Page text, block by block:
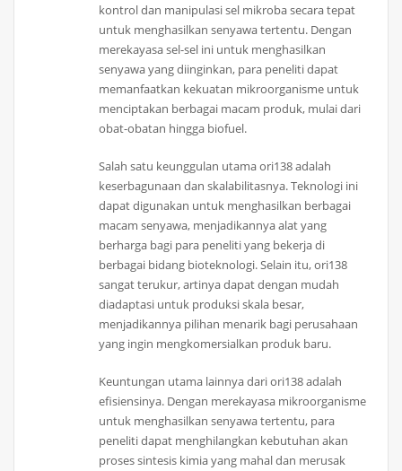
kontrol dan manipulasi sel mikroba secara tepat
untuk menghasilkan senyawa tertentu. Dengan
merekayasa sel-sel ini untuk menghasilkan
senyawa yang diinginkan, para peneliti dapat
memanfaatkan kekuatan mikroorganisme untuk
menciptakan berbagai macam produk, mulai dari
obat-obatan hingga biofuel.
Salah satu keunggulan utama ori138 adalah
keserbagunaan dan skalabilitasnya. Teknologi ini
dapat digunakan untuk menghasilkan berbagai
macam senyawa, menjadikannya alat yang
berharga bagi para peneliti yang bekerja di
berbagai bidang bioteknologi. Selain itu, ori138
sangat terukur, artinya dapat dengan mudah
diadaptasi untuk produksi skala besar,
menjadikannya pilihan menarik bagi perusahaan
yang ingin mengkomersialkan produk baru.
Keuntungan utama lainnya dari ori138 adalah
efisiensinya. Dengan merekayasa mikroorganisme
untuk menghasilkan senyawa tertentu, para
peneliti dapat menghilangkan kebutuhan akan
proses sintesis kimia yang mahal dan merusak